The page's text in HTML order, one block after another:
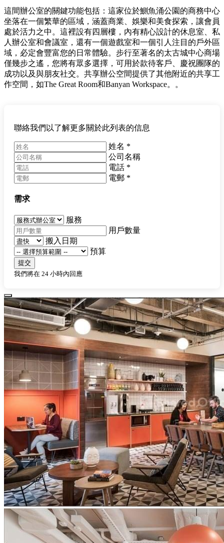
這間辦公室的關鍵功能包括：這家位於鰂魚涌公園的商務中心
坐落在一個繁華的區域，涵蓋商業、娛樂和美食探索，讓會員
處於活力之中。這裡設有四層樓，內有精心設計的休息室、私
人辦公室和會議室，還有一個遊戲室和一個引人注目的戶外區
域，必定會豐富您的日常體驗。步行至著名的太古城中心商場
僅幾步之遙，您將有眾多選擇，可用於款待客戶、慶祝團隊的
成功以及與朋友社交。共享辦公空間提供了其他附近的共享工
作空間，如The Great Room和Banyan Workspace。。
聯絡我們以了解更多關於此列表的信息
姓名 *
公司名稱
電話 *
電郵 *
需求
服務
用戶數量
搬入日期
預算
提交
我們將在 24 小時內回應